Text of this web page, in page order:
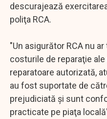
descurajează
poliţa RCA.
"Un asigurător RCA nu
costurile de reparaţie
reparatoare autorizată,
au fost suportate de
prejudiciată şi sunt
practicate pe piaţa